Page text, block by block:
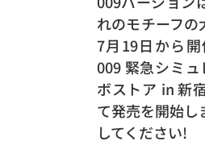
れのモチーフの
7月19日から
009 緊急シミ
ボストア in 新
て発売を開始し
してください!